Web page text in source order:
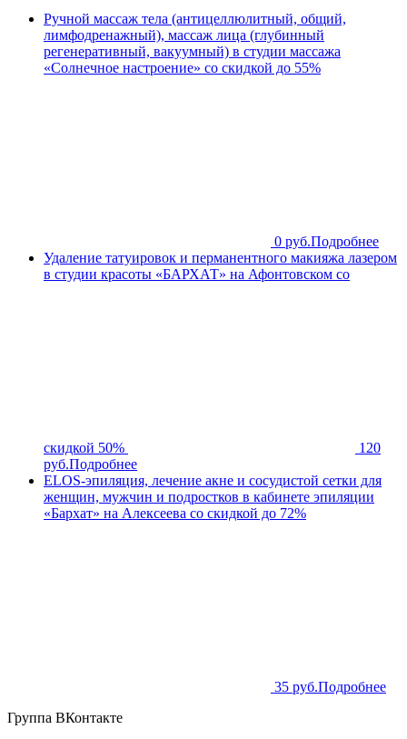
Ручной массаж тела (антицеллюлитный, общий,
лимфодренажный), массаж лица (глубинный
регенеративный, вакуумный) в студии массажа
«Солнечное настроение» со скидкой до 55%
0 руб.Подробнее
Удаление татуировок и перманентного макияжа лазером
в студии красоты «БАРХАТ» на Афонтовском со
скидкой 50%
120
руб.Подробнее
ELOS-эпиляция, лечение акне и сосудистой сетки для
женщин, мужчин и подростков в кабинете эпиляции
«Бархат» на Алексеева со скидкой до 72%
35 руб.Подробнее
Группа ВКонтакте